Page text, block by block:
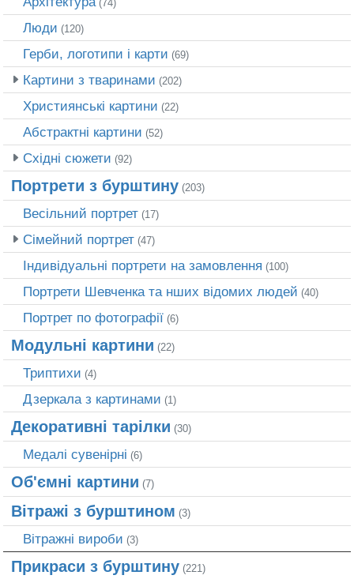
(74)
Люди (120)
Герби, логотипи і карти (69)
Картини з тваринами (202)
Християнські картини (22)
Абстрактні картини (52)
Східні сюжети (92)
Портрети з бурштину (203)
Весільний портрет (17)
Сімейний портрет (47)
Індивідуальні портрети на замовлення (100)
Портрети Шевченка та нших відомих людей (40)
Портрет по фотографії (6)
Модульні картини (22)
Триптихи (4)
Дзеркала з картинами (1)
Декоративні тарілки (30)
Медалі сувенірні (6)
Об'ємні картини (7)
Вітражі з бурштином (3)
Вітражні вироби (3)
Прикраси з бурштину (221)